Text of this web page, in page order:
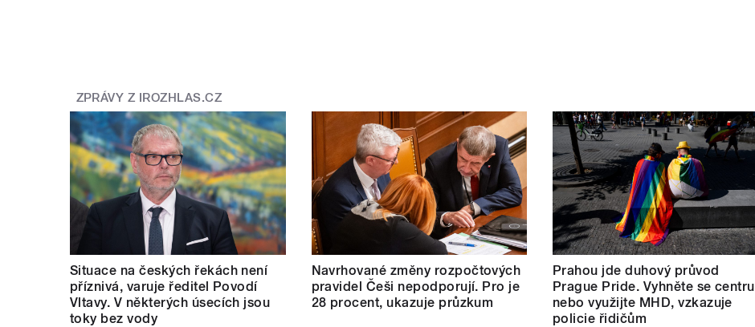
ZPRÁVY Z IROZHLAS.CZ
Situace na českých řekách není
příznivá, varuje ředitel Povodí
Vltavy. V některých úsecích jsou
toky bez vody
Navrhované změny rozpočtových
pravidel Češi nepodporují. Pro je
28 procent, ukazuje průzkum
Prahou jde duhový průvod
Prague Pride. Vyhněte se centru
nebo využijte MHD, vzkazuje
policie řidičům